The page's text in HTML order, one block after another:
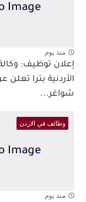
منذ يوم
إعلان توظيف: وكالة
شواغر...
وظائف في الاردن
منذ يوم